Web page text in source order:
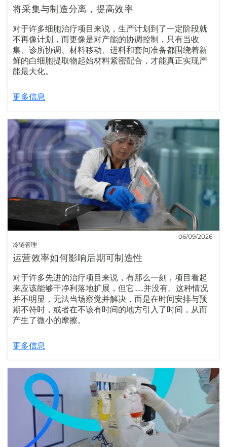
将采集与制造分离，提高效率
对于许多细胞治疗项目来说，生产计划到了一定阶段就
不再像计划，而更像是对产能的协调控制，只有当收
集、诊所协调、材料移动、进料和套间准备都围绕着新
鲜的白细胞提取物起始材料紧密配合，才能真正实现产
能最大化。
更多信息
冷链管理
06/09/2026
运营效率如何影响后期可制造性
对于许多先进的治疗项目来说，有那么一刻，项目看起
来应该能够干净利落地扩展，但它......并没有。这种情况
并不明显，无法当场察觉并解决，而是在时间安排与预
期不符时，或者在不该有时间的地方引入了时间，从而
产生了微小的摩擦。
更多信息